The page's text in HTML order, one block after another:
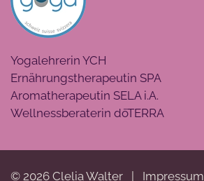
Yogalehrerin YCH
Ernährungstherapeutin SPA
Aromatherapeutin SELA i.A.
Wellnessberaterin dōTERRA
© 2026 Clelia Walter | Impressum